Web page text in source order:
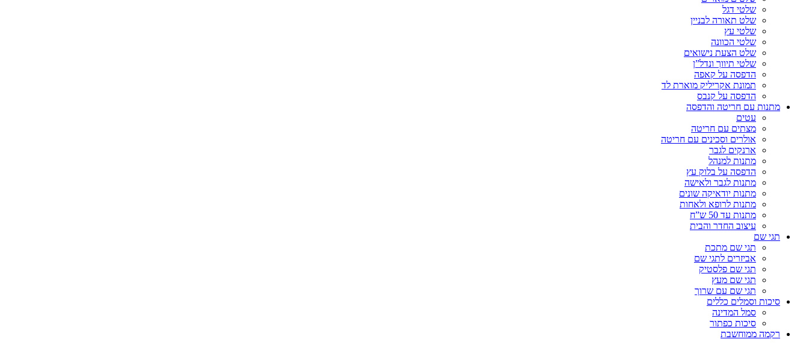
שלטי דגל
שלט תאורה לבניין
שלטי עץ
שלטי הכוונה
שלט הצעת נישואים
שלטי תיווך ונדל”ן
הדפסה על קאפה
תמונת אקריליק מוארת לד
הדפסה על קנבס
מתנות עם חריטה והדפסה
עטים
מצתים עם חריטה
אולרים וסכינים עם חריטה
ארנקים לגבר
מתנות למנהל
הדפסה על בלוק עץ
מתנות לגבר ולאישה
מתנות יודאיקה שונים
מתנות לרופא ולאחות
מתנות עד 50 ש”ח
עיצוב החדר והבית
תגי שם
תגי שם מתכת
אביזרים לתגי שם
תגי שם פלסטיק
תגי שם מעץ
תגי שם עם שרוך
סיכות וסמלים כללים
סמל המדינה
סיכות כפתור
רקמה ממוחשבת